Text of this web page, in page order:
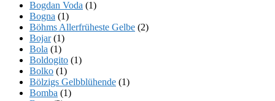
Bogdan Voda (1)
Bogna (1)
Böhms Allerfrüheste Gelbe (2)
Bojar(1)
Bola (1)
Boldogito (1)
Bolko (1)
Bölzigs Gelbblühende (1)
Bomba (1)